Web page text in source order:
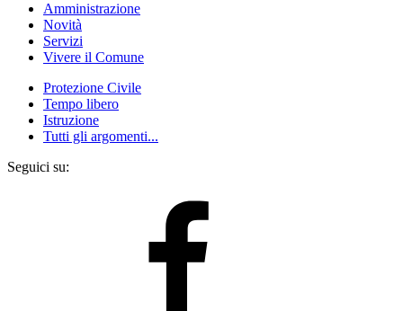
Amministrazione
Novità
Servizi
Vivere il Comune
Protezione Civile
Tempo libero
Istruzione
Tutti gli argomenti...
Seguici su: